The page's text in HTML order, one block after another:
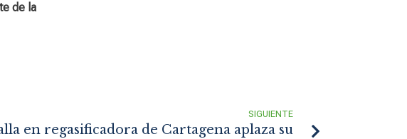
de la
SIGUIENTE
en regasificadora de Cartagena aplaza su